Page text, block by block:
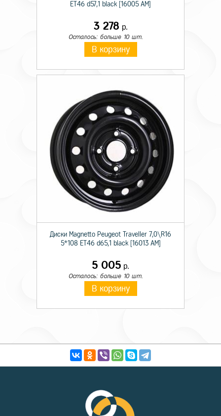
ET46 d57,1 black [16005 AM]
3 278 р.
Осталось: больше 10 шт.
В корзину
Диски Magnetto Peugeot Traveller 7,0\R16
5*108 ET46 d65,1 black [16013 AM]
5 005 р.
Осталось: больше 10 шт.
В корзину